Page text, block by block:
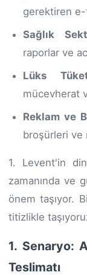
gerektiren
Sağlık
raporlar ve
Lüks
mücevherat
Reklam ve
broşürleri ve
1. Levent'in
zamanında ve
önem taşıyor.
titizlikle
1. Senaryo:
Teslimatı